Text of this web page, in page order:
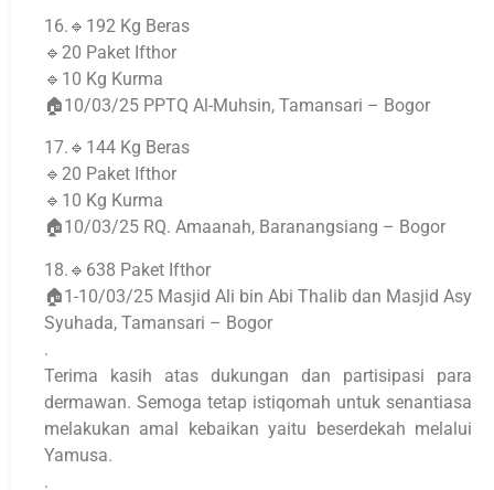
16.🔹192 Kg Beras
🔹20 Paket Ifthor
🔹10 Kg Kurma
🏠10/03/25 PPTQ Al-Muhsin, Tamansari – Bogor
17.🔹144 Kg Beras
🔹20 Paket Ifthor
🔹10 Kg Kurma
🏠10/03/25 RQ. Amaanah, Baranangsiang – Bogor
18.🔹638 Paket Ifthor
🏠1-10/03/25 Masjid Ali bin Abi Thalib dan Masjid Asy
Syuhada, Tamansari – Bogor
.
Terima kasih atas dukungan dan partisipasi para
dermawan. Semoga tetap istiqomah untuk senantiasa
melakukan amal kebaikan yaitu beserdekah melalui
Yamusa.
.